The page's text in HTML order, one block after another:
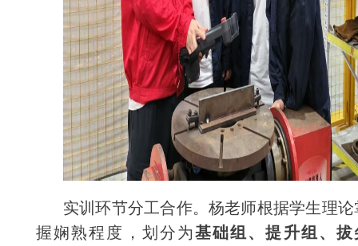
实训环节分工合作。杨老师根据学生理论
握娴熟程度，划分为基础组、提升组、拔